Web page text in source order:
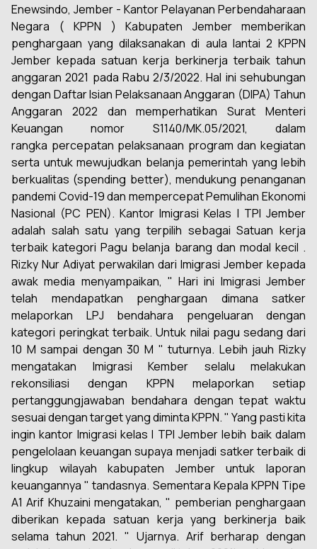
Enewsindo, Jember - Kantor Pelayanan Perbendaharaan
Negara ( KPPN ) Kabupaten Jember memberikan
penghargaan yang dilaksanakan di aula lantai 2 KPPN
Jember kepada satuan kerja berkinerja terbaik tahun
anggaran 2021 pada Rabu 2/3/2022. Hal ini sehubungan
dengan Daftar Isian Pelaksanaan Anggaran (DIPA) Tahun
Anggaran 2022 dan memperhatikan Surat Menteri
Keuangan nomor S1140/MK.05/2021, dalam
rangka percepatan pelaksanaan program dan kegiatan
serta untuk mewujudkan belanja pemerintah yang lebih
berkualitas (spending better), mendukung penanganan
pandemi Covid-19 dan mempercepat Pemulihan Ekonomi
Nasional (PC PEN). Kantor Imigrasi Kelas l TPI Jember
adalah salah satu yang terpilih sebagai Satuan kerja
terbaik kategori Pagu belanja barang dan modal kecil .
Rizky Nur Adiyat perwakilan dari Imigrasi Jember kepada
awak media menyampaikan, " Hari ini Imigrasi Jember
telah mendapatkan penghargaan dimana satker
melaporkan LPJ bendahara pengeluaran dengan
kategori peringkat terbaik. Untuk nilai pagu sedang dari
10 M sampai dengan 30 M " tuturnya. Lebih jauh Rizky
mengatakan Imigrasi Kember selalu melakukan
rekonsiliasi dengan KPPN melaporkan setiap
pertanggungjawaban bendahara dengan tepat waktu
sesuai dengan target yang diminta KPPN. " Yang pasti kita
ingin kantor Imigrasi kelas l TPI Jember lebih baik dalam
pengelolaan keuangan supaya menjadi satker terbaik di
lingkup wilayah kabupaten Jember untuk laporan
keuangannya " tandasnya. Sementara Kepala KPPN Tipe
A1 Arif Khuzaini mengatakan, " pemberian penghargaan
diberikan kepada satuan kerja yang berkinerja baik
selama tahun 2021. " Ujarnya. Arif berharap dengan